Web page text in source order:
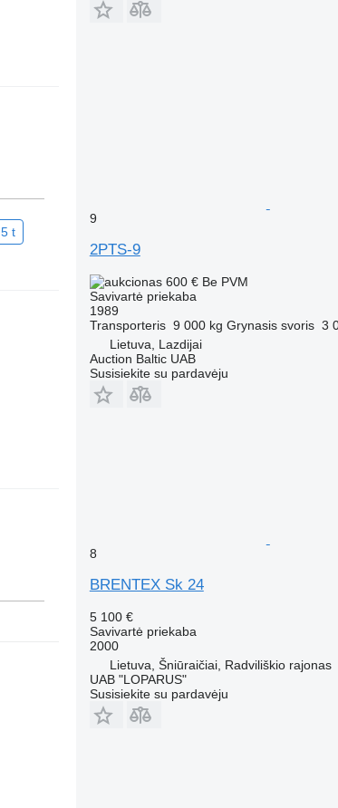
t
9
2PTS-9
600 € Be PVM
Savivartė priekaba
1989
Transporteris 9 000 kg Grynasis svoris 3
Lietuva, Lazdijai
Auction Baltic UAB
Susisiekite su pardavėju
8
BRENTEX Sk 24
5 100 €
Savivartė priekaba
2000
Lietuva, Šniūraičiai, Radviliškio rajonas
UAB "LOPARUS"
Susisiekite su pardavėju